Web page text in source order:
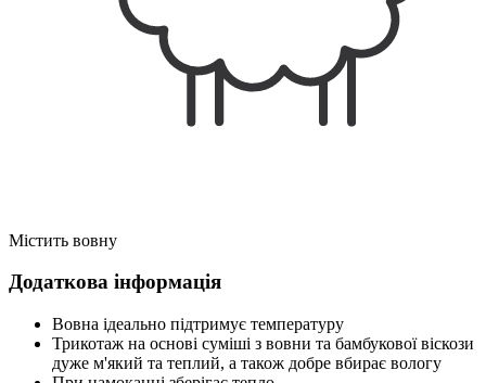
Містить вовну
Додаткова інформація
Вовна ідеально підтримує температуру
Трикотаж на основі суміші з вовни та бамбукової віскози
дуже м'який та теплий, а також добре вбирає вологу